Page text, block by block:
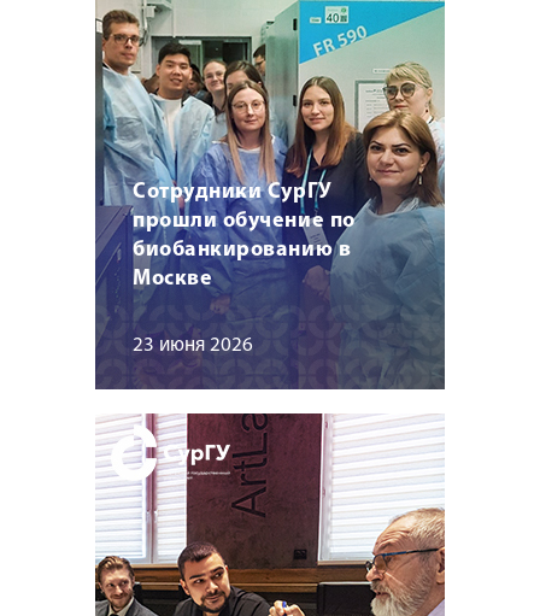
Сотрудники СурГУ
прошли обучение по
биобанкированию в
Москве
23 июня 2026